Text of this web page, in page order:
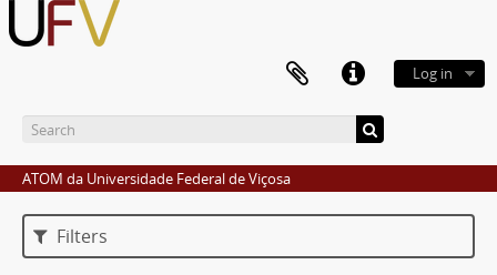
Log in
ATOM da Universidade Federal de Viçosa
Filters